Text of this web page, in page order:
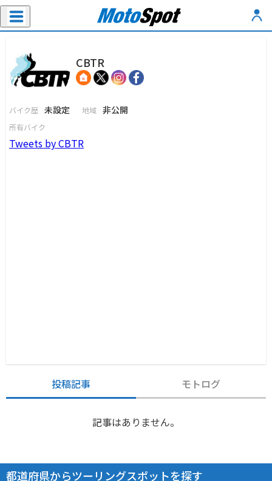
CBTR
バイク歴 未設定 地域 非公開
所有バイク
Tweets by CBTR
投稿記事 モトログ
記事はありません。
都道府県からツーリングスポットを探す